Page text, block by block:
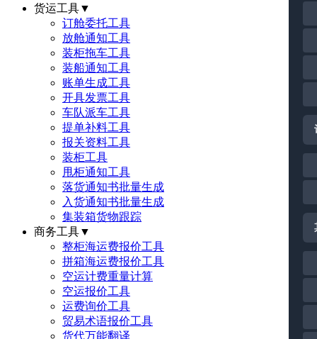
货运工具▼
订舱委托工具
放舱通知工具
装柜拖车工具
装船通知工具
账单生成工具
开具发票工具
车队派车工具
提单补料工具
报关资料工具
装柜工具
甩柜通知工具
落货通知书批量生成
入货通知书批量生成
集装箱货物跟踪
商务工具▼
整柜海运费报价工具
拼箱海运费报价工具
空运计费重量计算
空运报价工具
运费询价工具
贸易术语报价工具
货代万能翻译